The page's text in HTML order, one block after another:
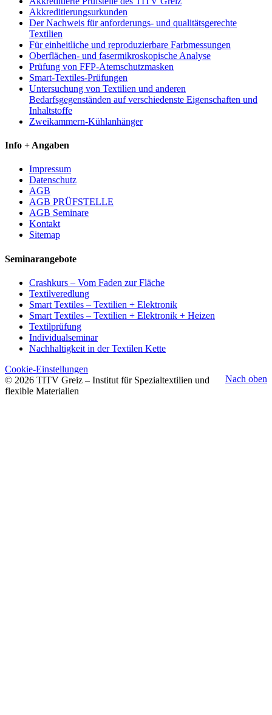
Akkreditierungsurkunden
Der Nachweis für anforderungs- und qualitätsgerechte
Textilien
Für einheitliche und reproduzierbare Farbmessungen
Oberflächen- und fasermikroskopische Analyse
Prüfung von FFP-Atemschutzmasken
Smart-Textiles-Prüfungen
Untersuchung von Textilien und anderen
Bedarfsgegenständen auf verschiedenste Eigenschaften und
Inhaltstoffe
Zweikammern-Kühlanhänger
Info + Angaben
Impressum
Datenschutz
AGB
AGB PRÜFSTELLE
AGB Seminare
Kontakt
Sitemap
Seminarangebote
Crashkurs – Vom Faden zur Fläche
Textilveredlung
Smart Textiles – Textilien + Elektronik
Smart Textiles – Textilien + Elektronik + Heizen
Textilprüfung
Individualseminar
Nachhaltigkeit in der Textilen Kette
Nach oben
Cookie-Einstellungen
© 2026 TITV Greiz – Institut für Spezialtextilien und
flexible Materialien